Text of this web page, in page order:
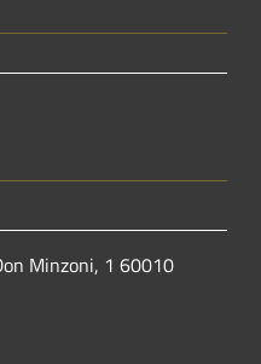
Minzoni, 1 60010